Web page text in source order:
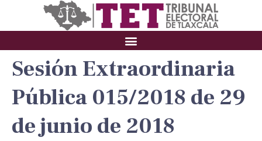
Sesión Extraordinaria
Pública 015/2018 de 29
de junio de 2018